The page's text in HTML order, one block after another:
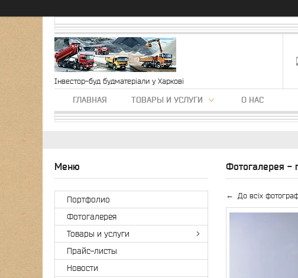
Інвестор-буд будматеріали у Харкові
ГЛАВНАЯ ТОВАРЫ И УСЛУГИ О НАС
Фотогалерея -
До всіх
Портфолио
Фотогалерея
Товары и услуги
Прайс-листы
Новости